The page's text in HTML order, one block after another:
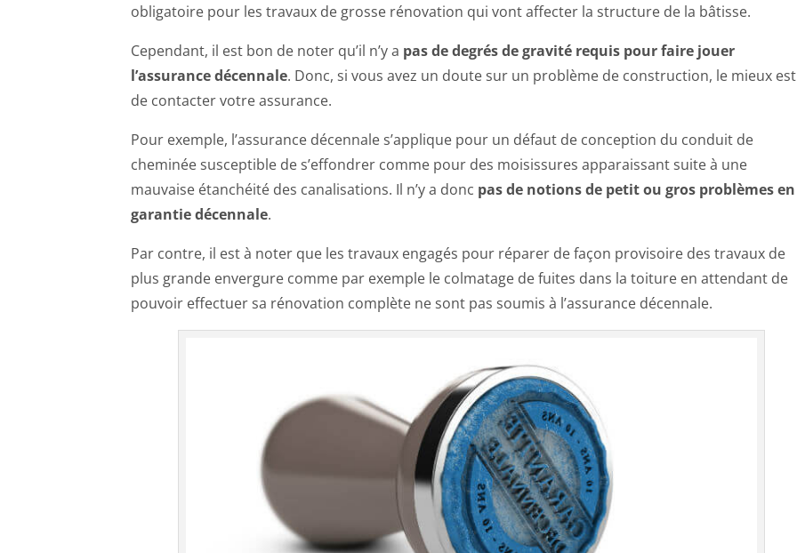
obligatoire pour les travaux de grosse rénovation qui vont affecter la structure de la bâtisse.
Cependant, il est bon de noter qu’il n’y a pas de degrés de gravité requis pour faire jouer
l’assurance décennale. Donc, si vous avez un doute sur un problème de construction, le mieux est
de contacter votre assurance.
Pour exemple, l’assurance décennale s’applique pour un défaut de conception du conduit de
cheminée susceptible de s’effondrer comme pour des moisissures apparaissant suite à une
mauvaise étanchéité des canalisations. Il n’y a donc pas de notions de petit ou gros problèmes en
garantie décennale.
Par contre, il est à noter que les travaux engagés pour réparer de façon provisoire des travaux de
plus grande envergure comme par exemple le colmatage de fuites dans la toiture en attendant de
pouvoir effectuer sa rénovation complète ne sont pas soumis à l’assurance décennale.